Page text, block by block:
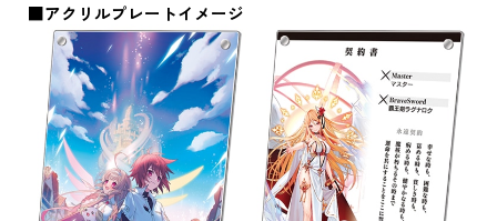
■アクリルプレートイメージ